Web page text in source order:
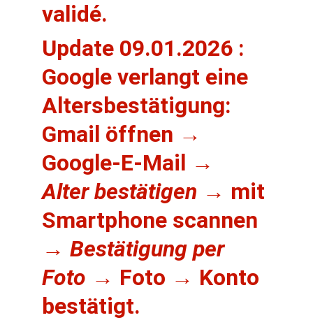
validé.
Update 09.01.2026 :
Google verlangt eine
Altersbestätigung:
Gmail öffnen →
Google-E-Mail →
Alter bestätigen → mit
Smartphone scannen
→ Bestätigung per
Foto → Foto → Konto
bestätigt.